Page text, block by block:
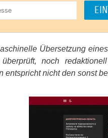
Übersetzung
noch
entspricht nicht den sonst